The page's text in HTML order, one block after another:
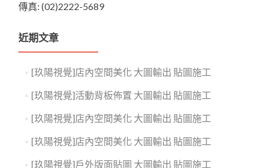
傳真: (02)2222-5689
近期文章
[玖陽視覺]店內空間美化 大圖輸出 貼圖施工
[玖陽視覺]活動背板佈置 大圖輸出 貼圖施工
[玖陽視覺]店內空間美化 大圖輸出 貼圖施工
[玖陽視覺]店內空間美化 大圖輸出 貼圖施工
[玖陽視覺]戶外版面貼圖 大圖輸出 貼圖施工